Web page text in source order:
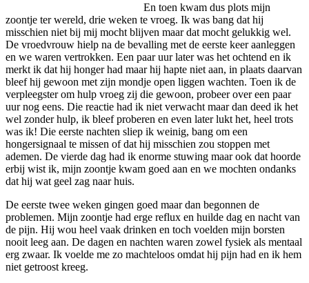
En toen kwam dus plots mijn
zoontje ter wereld, drie weken te vroeg. Ik was bang dat hij
misschien niet bij mij mocht blijven maar dat mocht gelukkig wel.
De vroedvrouw hielp na de bevalling met de eerste keer aanleggen
en we waren vertrokken. Een paar uur later was het ochtend en ik
merkt ik dat hij honger had maar hij hapte niet aan, in plaats daarvan
bleef hij gewoon met zijn mondje open liggen wachten. Toen ik de
verpleegster om hulp vroeg zij die gewoon, probeer over een paar
uur nog eens. Die reactie had ik niet verwacht maar dan deed ik het
wel zonder hulp, ik bleef proberen en even later lukt het, heel trots
was ik! Die eerste nachten sliep ik weinig, bang om een
hongersignaal te missen of dat hij misschien zou stoppen met
ademen. De vierde dag had ik enorme stuwing maar ook dat hoorde
erbij wist ik, mijn zoontje kwam goed aan en we mochten ondanks
dat hij wat geel zag naar huis.
De eerste twee weken gingen goed maar dan begonnen de
problemen. Mijn zoontje had erge reflux en huilde dag en nacht van
de pijn. Hij wou heel vaak drinken en toch voelden mijn borsten
nooit leeg aan. De dagen en nachten waren zowel fysiek als mentaal
erg zwaar. Ik voelde me zo machteloos omdat hij pijn had en ik hem
niet getroost kreeg.